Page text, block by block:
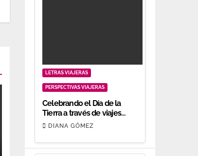
LETRAS VIAJERAS
PERSPECTIVAS VIAJERAS
Celebrando el Día de la
Tierra a través de viajes
responsables
DIANA GÓMEZ